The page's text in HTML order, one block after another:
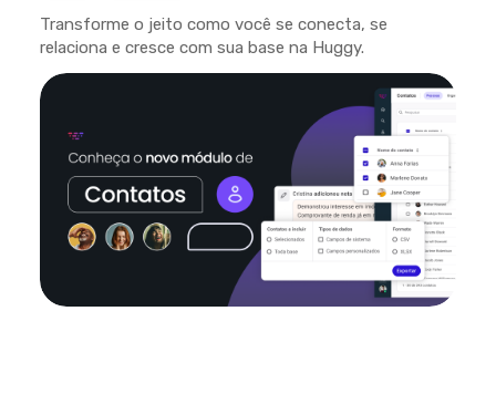
Transforme o jeito como você se conecta, se
relaciona e cresce com sua base na Huggy.